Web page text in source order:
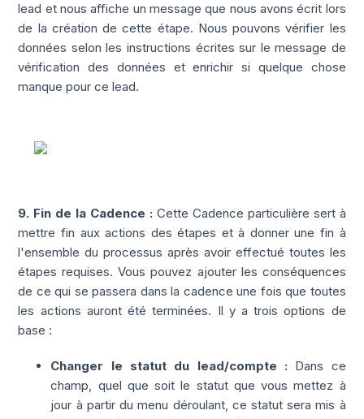
lead et nous affiche un message que nous avons écrit lors
de la création de cette étape. Nous pouvons vérifier les
données selon les instructions écrites sur le message de
vérification des données et enrichir si quelque chose
manque pour ce lead.
9. Fin de la Cadence : Cette Cadence particulière sert à
mettre fin aux actions des étapes et à donner une fin à
l'ensemble du processus après avoir effectué toutes les
étapes requises. Vous pouvez ajouter les conséquences
de ce qui se passera dans la cadence une fois que toutes
les actions auront été terminées. Il y a trois options de
base :
Changer le statut du lead/compte : Dans ce
champ, quel que soit le statut que vous mettez à
jour à partir du menu déroulant, ce statut sera mis à